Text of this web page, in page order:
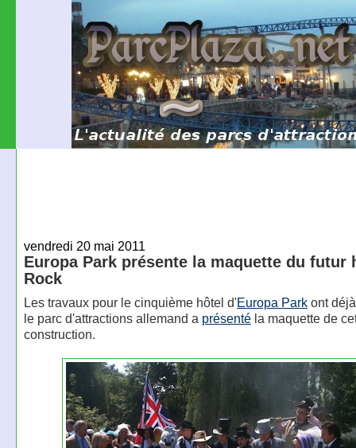
vendredi 20 mai 2011
Europa Park présente la maquette du futur
Rock
Les travaux pour le cinquième hôtel d'Europa Parkont
le parc d'attractions allemand a présentéla maquette de
construction.